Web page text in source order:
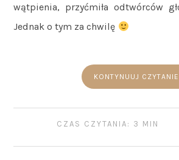
wątpienia, przyćmiła odtwórców
Jednak o tym za chwilę
KONTYNUUJ CZYTANIE
CZAS CZYTANIA: 3 MIN